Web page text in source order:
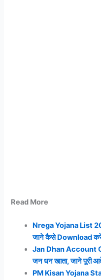
Read More
Nrega Yojana List
जाने कैसे Download करे
Jan Dhan Account
जन धन खाता, जाने पूरी
PM Kisan Yojana